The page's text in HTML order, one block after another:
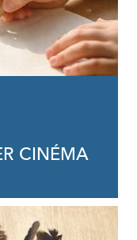
CINÉMA